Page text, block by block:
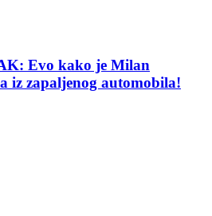
Evo kako je Milan
iz zapaljenog automobila!